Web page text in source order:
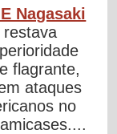
Nagasaki
restava
flagrante,
ataques
no